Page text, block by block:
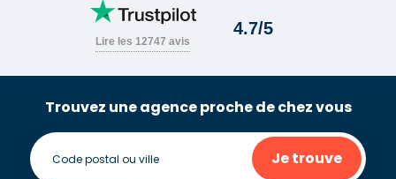
Trouvez une agence proche de chez vous
Je trouve